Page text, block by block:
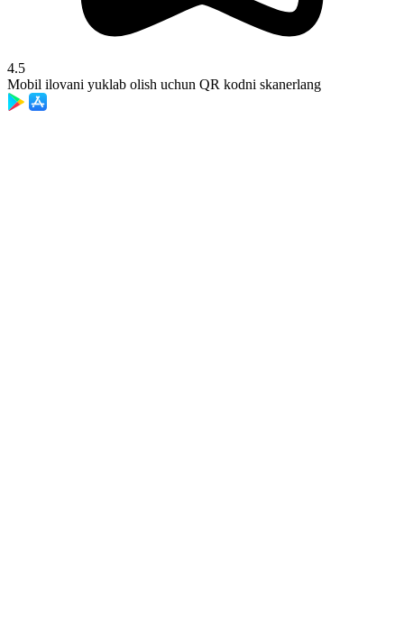
4.5
Mobil ilovani yuklab olish uchun QR kodni skanerlang